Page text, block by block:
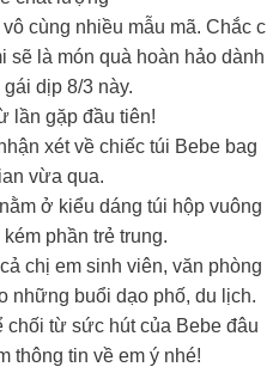
cùng nhiều mẫu mã. Chắc c
sẽ là món quà hoàn hảo dành
dịp 8/3 này.
lần gặp đầu tiên!
xét về chiếc túi Bebe bag
vừa qua.
ở kiểu dáng túi hộp vuông
phần trẻ trung.
chị em sinh viên, văn phòng
những buổi dạo phố, du lịch.
chối từ sức hút của Bebe đâu
thông tin về em ý nhé!